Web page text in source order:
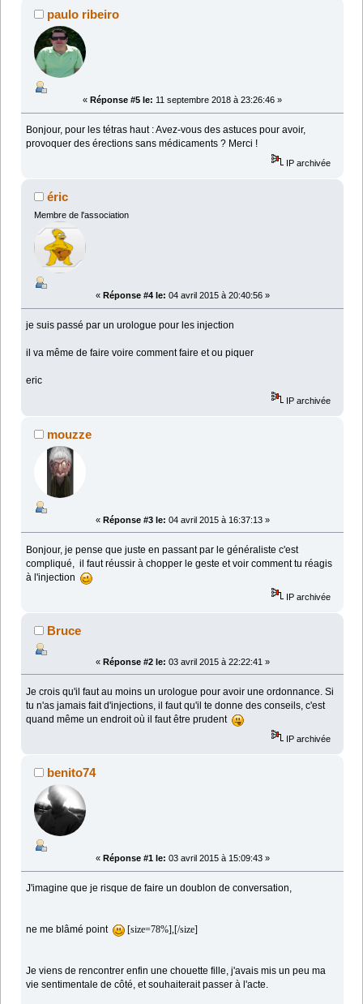
paulo ribeiro
« Réponse #5 le: 11 septembre 2018 à 23:26:46 »
Bonjour, pour les tétras haut : Avez-vous des astuces pour avoir,
provoquer des érections sans médicaments ? Merci !
IP archivée
éric
Membre de l'association
« Réponse #4 le: 04 avril 2015 à 20:40:56 »
je suis passé par un urologue pour les injection
il va même de faire voire comment faire et ou piquer
eric
IP archivée
mouzze
« Réponse #3 le: 04 avril 2015 à 16:37:13 »
Bonjour, je pense que juste en passant par le généraliste c'est
compliqué, il faut réussir à chopper le geste et voir comment tu réagis
à l'injection
IP archivée
Bruce
« Réponse #2 le: 03 avril 2015 à 22:22:41 »
Je crois qu'il faut au moins un urologue pour avoir une ordonnance. Si
tu n'as jamais fait d'injections, il faut qu'il te donne des conseils, c'est
quand même un endroit où il faut être prudent
IP archivée
benito74
« Réponse #1 le: 03 avril 2015 à 15:09:43 »
J'imagine que je risque de faire un doublon de conversation,
ne me blâmé point [size=78%],[/size]
Je viens de rencontrer enfin une chouette fille, j'avais mis un peu ma
vie sentimentale de côté, et souhaiterait passer à l'acte.